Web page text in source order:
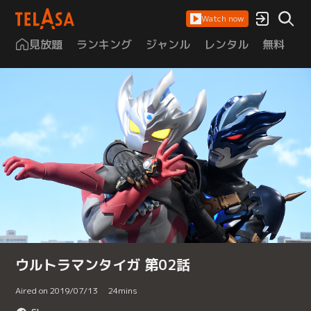
Watch now
見放題 ランキング ジャンル レンタル 無料
ウルトラマンタイガ 第02話
Aired on 2019/07/13 24mins